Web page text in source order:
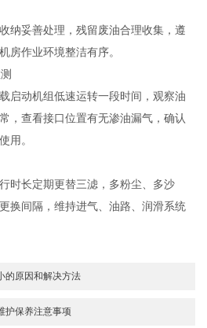
妥善处理，残留废油合理收集，遵
房作业环境整洁有序。
动机组低速运转一段时间，观察油
，查看接口位置有无渗油漏气，确认
用。
长定期更替三滤，多粉尘、多沙
换间隔，维持进气、油路、润滑系统
的原因和解决方法
护保养注意事项